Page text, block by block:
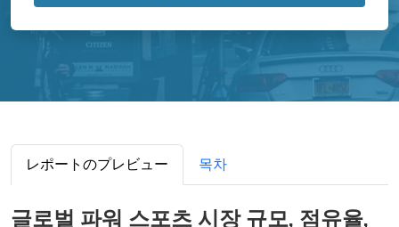
レポートのプレビュー 목차
글로벌 파워 스포츠 시장 규모, 점유율,